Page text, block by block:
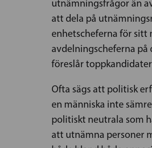
utnämningsfrågor än
att dela på
enhetscheferna för sitt
avdelningscheferna
föreslår
Ofta sägs att politisk
en människa inte
politiskt neutrala som
att utnämna personer